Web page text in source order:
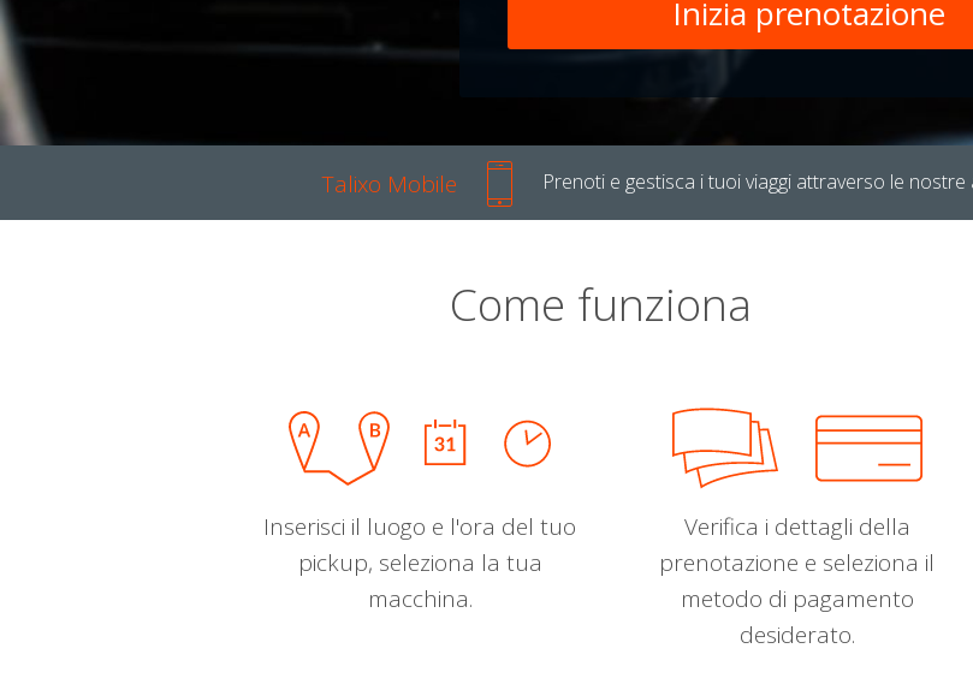
Talixo Mobile Prenoti e gestisca i tuoi viaggi attraverso le nostre
Come funziona
Inserisci il luogo e l'ora del tuo
pickup, seleziona la tua
macchina.
Verifica i dettagli della
prenotazione e seleziona il
metodo di pagamento
desiderato.